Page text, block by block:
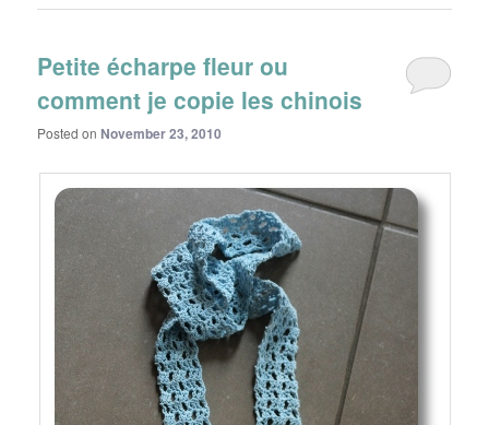
Petite écharpe fleur ou
comment je copie les chinois
Posted on November 23, 2010